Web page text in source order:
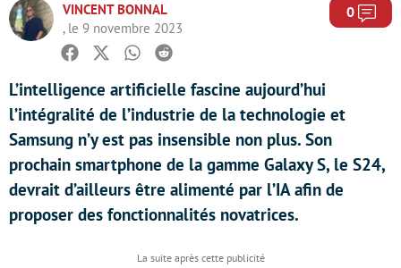
VINCENT BONNAL
, le 9 novembre 2023
0
Facebook
TwitterWhatsapp
Reddit
L’intelligence artificielle fascine aujourd’hui
l’intégralité de l’industrie de la technologie et
Samsung n’y est pas insensible non plus. Son
prochain smartphone de la gamme Galaxy S, le S24,
devrait d’ailleurs être alimenté par l’IA afin de
proposer des fonctionnalités novatrices.